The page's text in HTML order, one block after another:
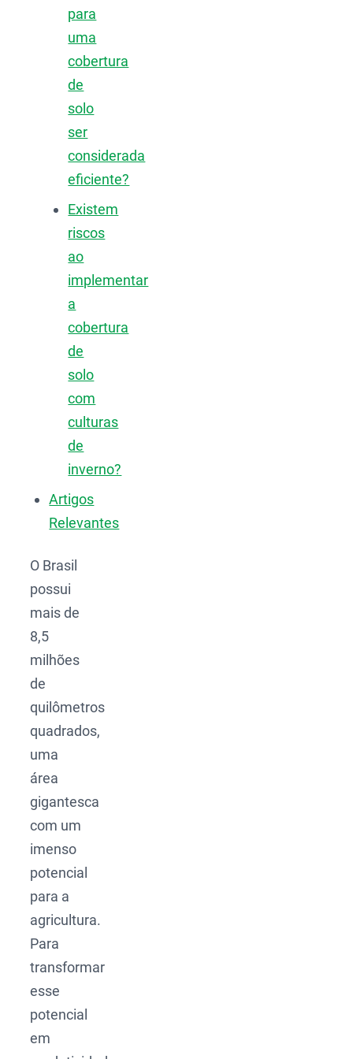
para
uma
cobertura
de
solo
ser
considerada
eficiente?
Existem
riscos
ao
implementar
a
cobertura
de
solo
com
culturas
de
inverno?
Artigos
Relevantes
O Brasil
possui
mais de
8,5
milhões
de
quilômetros
quadrados,
uma
área
gigantesca
com um
imenso
potencial
para a
agricultura.
Para
transformar
esse
potencial
em